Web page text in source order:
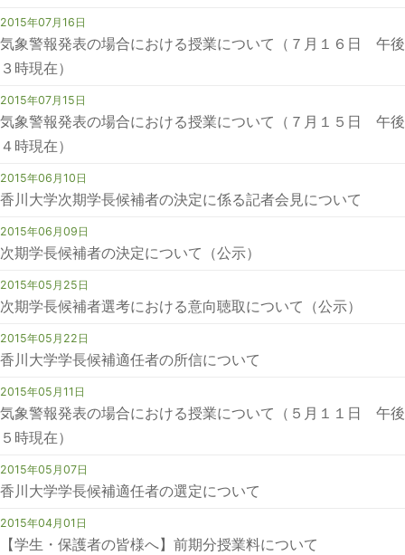
2015年07月16日
気象警報発表の場合における授業について（７月１６日 午後
３時現在）
2015年07月15日
気象警報発表の場合における授業について（７月１５日 午後
４時現在）
2015年06月10日
香川大学次期学長候補者の決定に係る記者会見について
2015年06月09日
次期学長候補者の決定について（公示）
2015年05月25日
次期学長候補者選考における意向聴取について（公示）
2015年05月22日
香川大学学長候補適任者の所信について
2015年05月11日
気象警報発表の場合における授業について（５月１１日 午後
５時現在）
2015年05月07日
香川大学学長候補適任者の選定について
2015年04月01日
【学生・保護者の皆様へ】前期分授業料について